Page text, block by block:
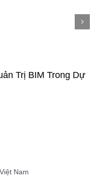
Trị BIM Trong Dự